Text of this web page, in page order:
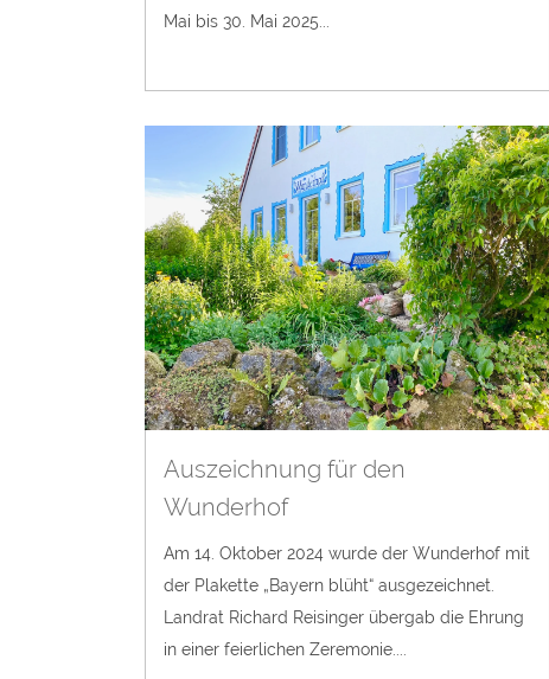
Mai bis 30. Mai 2025...
Auszeichnung für den
Wunderhof
Am 14. Oktober 2024 wurde der Wunderhof mit
der Plakette „Bayern blüht“ ausgezeichnet.
Landrat Richard Reisinger übergab die Ehrung
in einer feierlichen Zeremonie....